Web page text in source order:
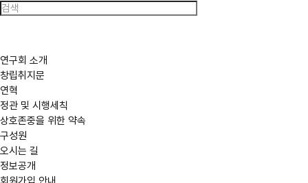
한
국
구
회
연구회 소개
창립취지문
연혁
정관 및 시행세칙
상호존중을 위한 약속
구성원
오시는 길
정보공개